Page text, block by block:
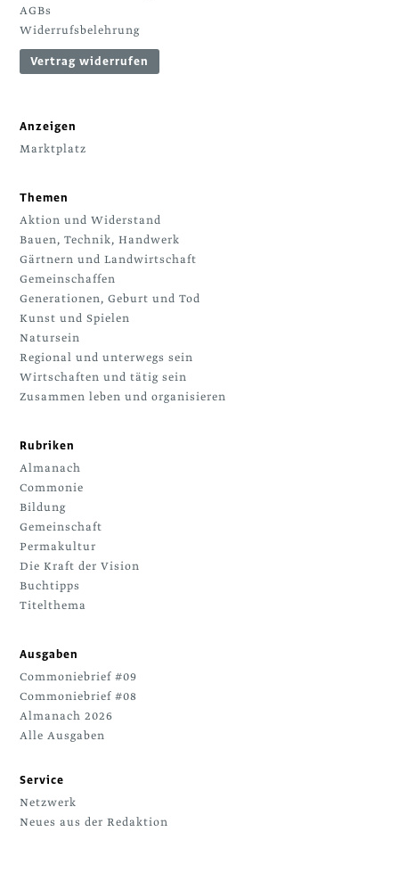
AGBs
Widerrufsbelehrung
Vertrag widerrufen
Anzeigen
Marktplatz
Themen
Aktion und Widerstand
Bauen, Technik, Handwerk
Gärtnern und Landwirtschaft
Gemeinschaffen
Generationen, Geburt und Tod
Kunst und Spielen
Natursein
Regional und unterwegs sein
Wirtschaften und tätig sein
Zusammen leben und organisieren
Rubriken
Almanach
Commonie
Bildung
Gemeinschaft
Permakultur
Die Kraft der Vision
Buchtipps
Titelthema
Ausgaben
Commoniebrief #09
Commoniebrief #08
Almanach 2026
Alle Ausgaben
Service
Netzwerk
Neues aus der Redaktion